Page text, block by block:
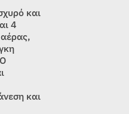
και
4
αέρας,
και